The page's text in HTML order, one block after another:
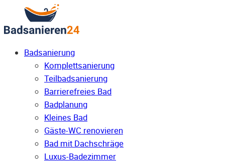
Badsanierung
Komplettsanierung
Teilbadsanierung
Barrierefreies Bad
Badplanung
Kleines Bad
Gäste-WC renovieren
Bad mit Dachschräge
Luxus-Badezimmer